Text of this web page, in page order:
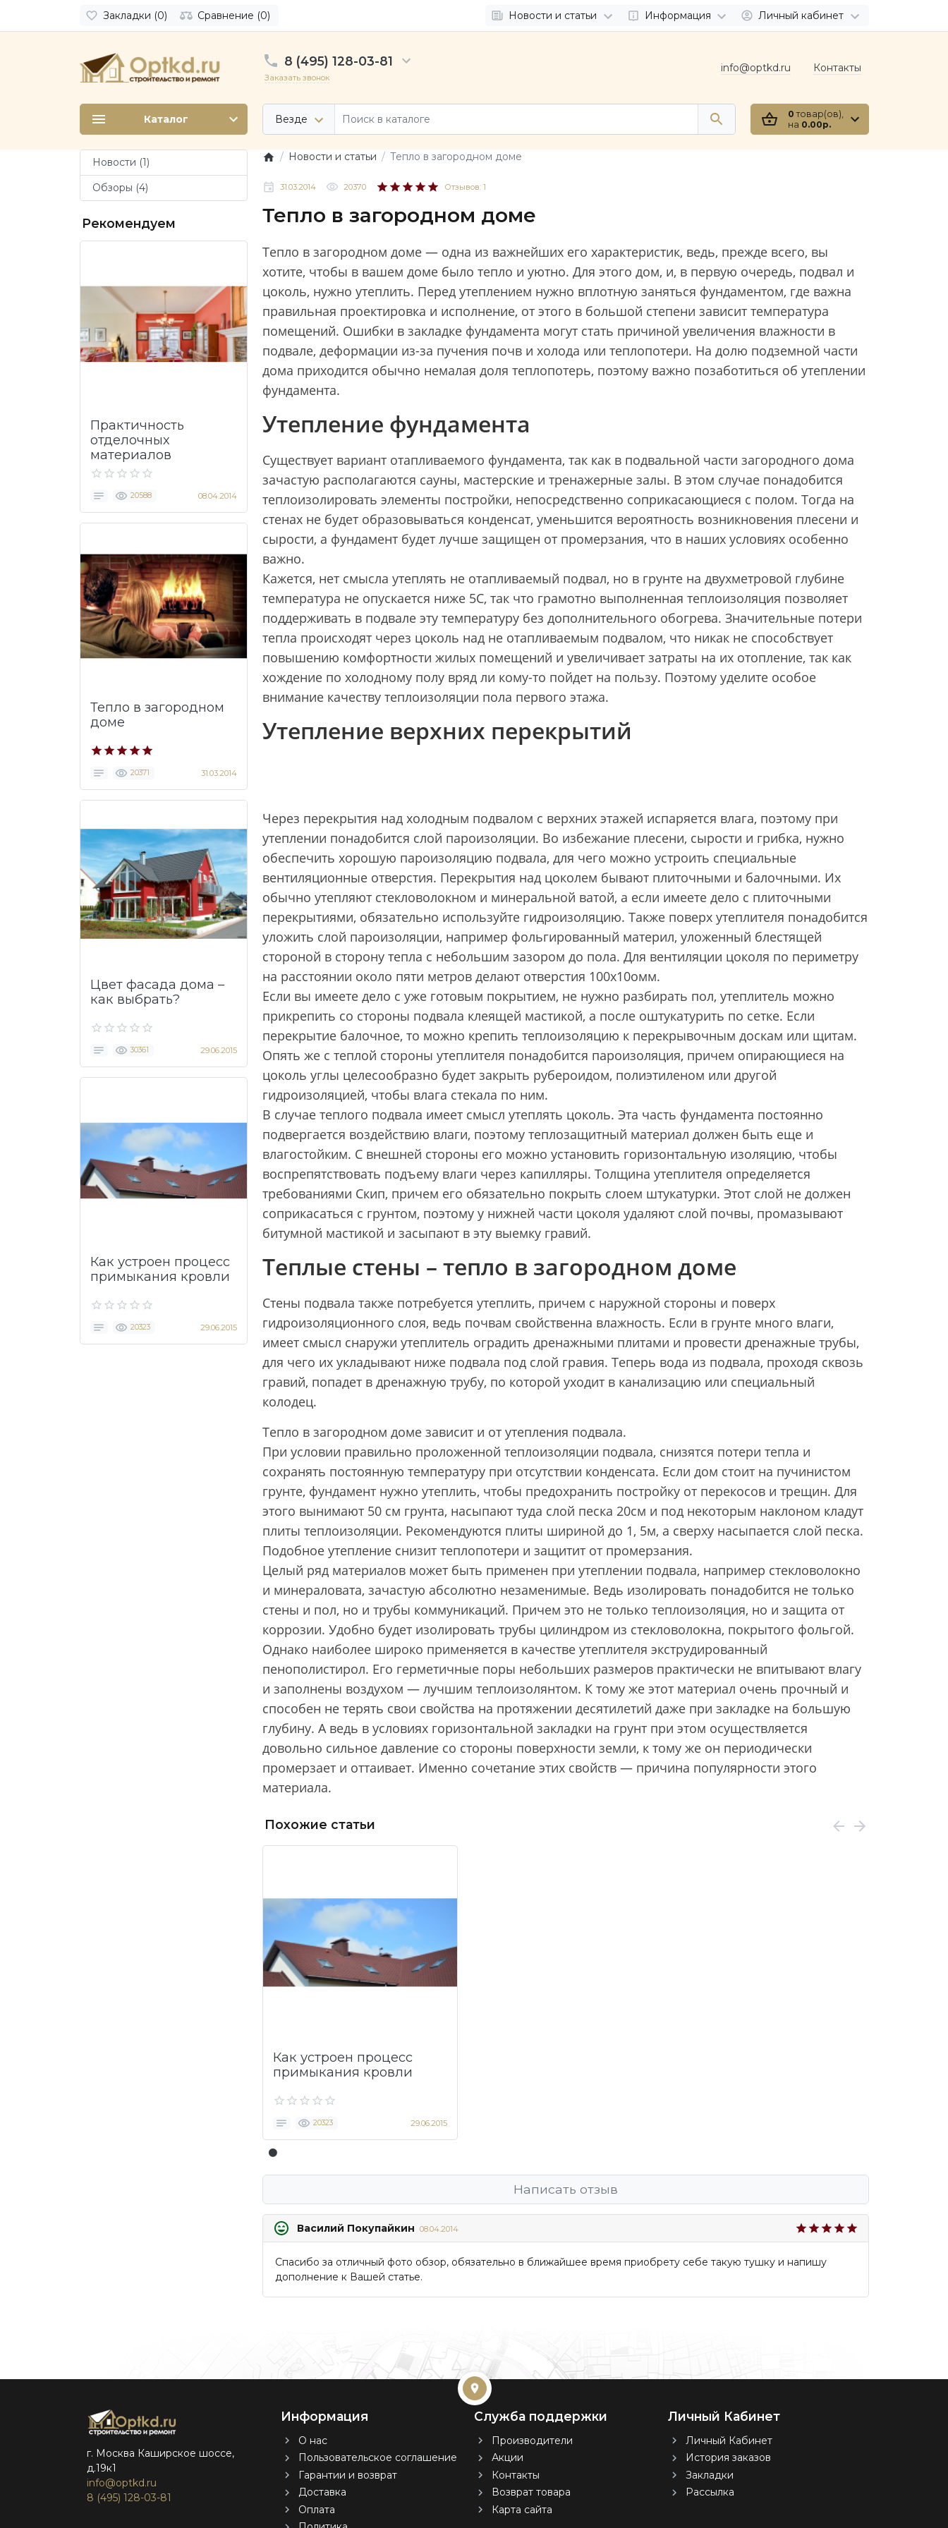
Закладки (0) Сравнение (0) Новости и статьи Информация Личный кабинет
8 (495) 128-03-81
Заказать звонок
Везде
info@optkd.ru Контакты
0 товар(ов),
на 0.00р.
Каталог
Новости (1)
Обзоры (4)
Рекомендуем
Практичность
отделочных
материалов
20588 08.04.2014
Тепло в загородном
доме
20371 31.03.2014
Цвет фасада дома –
как выбрать?
30361 29.06.2015
Как устроен процесс
примыкания кровли
20323 29.06.2015
Новости и статьи Тепло в загородном доме
31.03.2014 20370 Отзывов: 1
Тепло в загородном доме
Тепло в загородном доме — одна из важнейших его характеристик, ведь, прежде всего, вы
хотите, чтобы в вашем доме было тепло и уютно. Для этого дом, и, в первую очередь, подвал и
цоколь, нужно утеплить. Перед утеплением нужно вплотную заняться фундаментом, где важна
правильная проектировка и исполнение, от этого в большой степени зависит температура
помещений. Ошибки в закладке фундамента могут стать причиной увеличения влажности в
подвале, деформации из-за пучения почв и холода или теплопотери. На долю подземной части
дома приходится обычно немалая доля теплопотерь, поэтому важно позаботиться об утеплении
фундамента.
Утепление фундамента
Существует вариант отапливаемого фундамента, так как в подвальной части загородного дома
зачастую располагаются сауны, мастерские и тренажерные залы. В этом случае понадобится
теплоизолировать элементы постройки, непосредственно соприкасающиеся с полом. Тогда на
стенах не будет образовываться конденсат, уменьшится вероятность возникновения плесени и
сырости, а фундамент будет лучше защищен от промерзания, что в наших условиях особенно
важно.
Кажется, нет смысла утеплять не отапливаемый подвал, но в грунте на двухметровой глубине
температура не опускается ниже 5С, так что грамотно выполненная теплоизоляция позволяет
поддерживать в подвале эту температуру без дополнительного обогрева. Значительные потери
тепла происходят через цоколь над не отапливаемым подвалом, что никак не способствует
повышению комфортности жилых помещений и увеличивает затраты на их отопление, так как
хождение по холодному полу вряд ли кому-то пойдет на пользу. Поэтому уделите особое
внимание качеству теплоизоляции пола первого этажа.
Утепление верхних перекрытий
Через перекрытия над холодным подвалом с верхних этажей испаряется влага, поэтому при
утеплении понадобится слой пароизоляции. Во избежание плесени, сырости и грибка, нужно
обеспечить хорошую пароизоляцию подвала, для чего можно устроить специальные
вентиляционные отверстия. Перекрытия над цоколем бывают плиточными и балочными. Их
обычно утепляют стекловолокном и минеральной ватой, а если имеете дело с плиточными
перекрытиями, обязательно используйте гидроизоляцию. Также поверх утеплителя понадобится
уложить слой пароизоляции, например фольгированный материл, уложенный блестящей
стороной в сторону тепла с небольшим зазором до пола. Для вентиляции цоколя по периметру
на расстоянии около пяти метров делают отверстия 100х10омм.
Если вы имеете дело с уже готовым покрытием, не нужно разбирать пол, утеплитель можно
прикрепить со стороны подвала клеящей мастикой, а после оштукатурить по сетке. Если
перекрытие балочное, то можно крепить теплоизоляцию к перекрывочным доскам или щитам.
Опять же с теплой стороны утеплителя понадобится пароизоляция, причем опирающиеся на
цоколь углы целесообразно будет закрыть рубероидом, полиэтиленом или другой
гидроизоляцией, чтобы влага стекала по ним.
В случае теплого подвала имеет смысл утеплять цоколь. Эта часть фундамента постоянно
подвергается воздействию влаги, поэтому теплозащитный материал должен быть еще и
влагостойким. С внешней стороны его можно установить горизонтальную изоляцию, чтобы
воспрепятствовать подъему влаги через капилляры. Толщина утеплителя определяется
требованиями Скип, причем его обязательно покрыть слоем штукатурки. Этот слой не должен
соприкасаться с грунтом, поэтому у нижней части цоколя удаляют слой почвы, промазывают
битумной мастикой и засыпают в эту выемку гравий.
Теплые стены – тепло в загородном доме
Стены подвала также потребуется утеплить, причем с наружной стороны и поверх
гидроизоляционного слоя, ведь почвам свойственна влажность. Если в грунте много влаги,
имеет смысл снаружи утеплитель оградить дренажными плитами и провести дренажные трубы,
для чего их укладывают ниже подвала под слой гравия. Теперь вода из подвала, проходя сквозь
гравий, попадет в дренажную трубу, по которой уходит в канализацию или специальный
колодец.
Тепло в загородном доме зависит и от утепления подвала.
При условии правильно проложенной теплоизоляции подвала, снизятся потери тепла и
сохранять постоянную температуру при отсутствии конденсата. Если дом стоит на пучинистом
грунте, фундамент нужно утеплить, чтобы предохранить постройку от перекосов и трещин. Для
этого вынимают 50 см грунта, насыпают туда слой песка 20см и под некоторым наклоном кладут
плиты теплоизоляции. Рекомендуются плиты шириной до 1, 5м, а сверху насыпается слой песка.
Подобное утепление снизит теплопотери и защитит от промерзания.
Целый ряд материалов может быть применен при утеплении подвала, например стекловолокно
и минераловата, зачастую абсолютно незаменимые. Ведь изолировать понадобится не только
стены и пол, но и трубы коммуникаций. Причем это не только теплоизоляция, но и защита от
коррозии. Удобно будет изолировать трубы цилиндром из стекловолокна, покрытого фольгой.
Однако наиболее широко применяется в качестве утеплителя экструдированный
пенополистирол. Его герметичные поры небольших размеров практически не впитывают влагу
и заполнены воздухом — лучшим теплоизолянтом. К тому же этот материал очень прочный и
способен не терять свои свойства на протяжении десятилетий даже при закладке на большую
глубину. А ведь в условиях горизонтальной закладки на грунт при этом осуществляется
довольно сильное давление со стороны поверхности земли, к тому же он периодически
промерзает и оттаивает. Именно сочетание этих свойств — причина популярности этого
материала.
Похожие статьи
Как устроен процесс
примыкания кровли
20323 29.06.2015
Написать отзыв
Василий Покупайкин 08.04.2014
Спасибо за отличный фото обзор, обязательно в ближайшее время приобрету себе такую тушку и напишу
дополнение к Вашей статье.
г. Москва Каширское шоссе,
д.19к1
info@optkd.ru
8 (495) 128-03-81
Информация
О нас
Пользовательское соглашение
Гарантии и возврат
Доставка
Оплата
Служба поддержки
Производители
Акции
Контакты
Возврат товара
Карта сайта
Личный Кабинет
Личный Кабинет
История заказов
Закладки
Рассылка